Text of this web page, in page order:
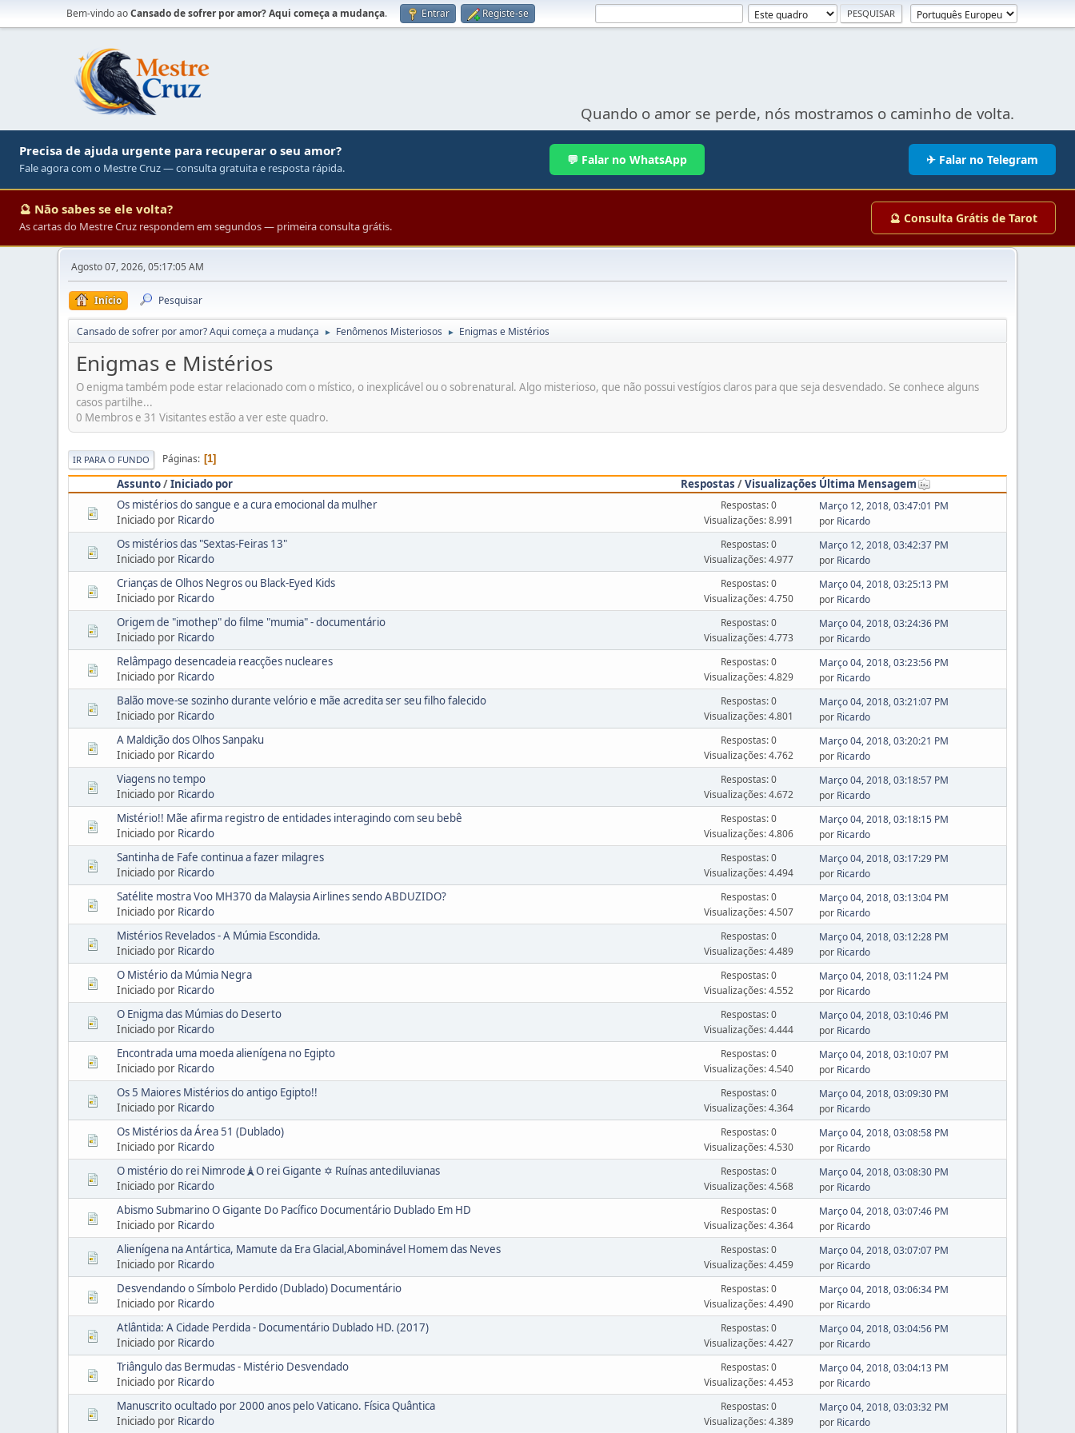
Bem-vindo aoCansado de sofrer por amor? Aqui começa a mudança. Entrar Registe-se
Quando o amor se perde, nós mostramos o caminho de volta.
Precisa de ajuda urgente para recuperar o seu amor?
Fale agora com o Mestre Cruz — consulta gratuita e resposta rápida.
💬 Falar no WhatsApp ✈ Falar no Telegram
🔮 Não sabes se ele volta?
As cartas do Mestre Cruz respondem em segundos — primeira consulta grátis.
🔮 Consulta Grátis de Tarot
Agosto 07, 2026, 05:17:05 AM
Início Pesquisar
Cansado de sofrer por amor? Aqui começa a mudança ► Fenômenos Misteriosos ► Enigmas e Mistérios
Enigmas e Mistérios
O enigma também pode estar relacionado com o místico, o inexplicável ou o sobrenatural. Algo misterioso, que não possui vestígios claros para que seja desvendado. Se conhece alguns
casos partilhe...
0 Membros e 31 Visitantes estão a ver este quadro.
IR PARA O FUNDO Páginas 1
Assunto/Iniciado por Respostas /Visualizações Última Mensagem
Os mistérios do sangue e a cura emocional da mulher
Iniciado por Ricardo
Respostas: 0
Visualizações: 8.991
Março 12, 2018, 03:47:01 PM
por Ricardo
Os mistérios das "Sextas-Feiras 13"
Iniciado por Ricardo
Respostas: 0
Visualizações: 4.977
Março 12, 2018, 03:42:37 PM
por Ricardo
Crianças de Olhos Negros ou Black-Eyed Kids
Iniciado por Ricardo
Respostas: 0
Visualizações: 4.750
Março 04, 2018, 03:25:13 PM
por Ricardo
Origem de "imothep" do filme "mumia" - documentário
Iniciado por Ricardo
Respostas: 0
Visualizações: 4.773
Março 04, 2018, 03:24:36 PM
por Ricardo
Relâmpago desencadeia reacções nucleares
Iniciado por Ricardo
Respostas: 0
Visualizações: 4.829
Março 04, 2018, 03:23:56 PM
por Ricardo
Balão move-se sozinho durante velório e mãe acredita ser seu filho falecido
Iniciado por Ricardo
Respostas: 0
Visualizações: 4.801
Março 04, 2018, 03:21:07 PM
por Ricardo
A Maldição dos Olhos Sanpaku
Iniciado por Ricardo
Respostas: 0
Visualizações: 4.762
Março 04, 2018, 03:20:21 PM
por Ricardo
Viagens no tempo
Iniciado por Ricardo
Respostas: 0
Visualizações: 4.672
Março 04, 2018, 03:18:57 PM
por Ricardo
Mistério!! Mãe afirma registro de entidades interagindo com seu bebê
Iniciado por Ricardo
Respostas: 0
Visualizações: 4.806
Março 04, 2018, 03:18:15 PM
por Ricardo
Santinha de Fafe continua a fazer milagres
Iniciado por Ricardo
Respostas: 0
Visualizações: 4.494
Março 04, 2018, 03:17:29 PM
por Ricardo
Satélite mostra Voo MH370 da Malaysia Airlines sendo ABDUZIDO?
Iniciado por Ricardo
Respostas: 0
Visualizações: 4.507
Março 04, 2018, 03:13:04 PM
por Ricardo
Mistérios Revelados - A Múmia Escondida.
Iniciado por Ricardo
Respostas: 0
Visualizações: 4.489
Março 04, 2018, 03:12:28 PM
por Ricardo
O Mistério da Múmia Negra
Iniciado por Ricardo
Respostas: 0
Visualizações: 4.552
Março 04, 2018, 03:11:24 PM
por Ricardo
O Enigma das Múmias do Deserto
Iniciado por Ricardo
Respostas: 0
Visualizações: 4.444
Março 04, 2018, 03:10:46 PM
por Ricardo
Encontrada uma moeda alienígena no Egipto
Iniciado por Ricardo
Respostas: 0
Visualizações: 4.540
Março 04, 2018, 03:10:07 PM
por Ricardo
Os 5 Maiores Mistérios do antigo Egipto!!
Iniciado por Ricardo
Respostas: 0
Visualizações: 4.364
Março 04, 2018, 03:09:30 PM
por Ricardo
Os Mistérios da Área 51 (Dublado)
Iniciado por Ricardo
Respostas: 0
Visualizações: 4.530
Março 04, 2018, 03:08:58 PM
por Ricardo
O mistério do rei Nimrode🗼O rei Gigante ✡ Ruínas antediluvianas
Iniciado por Ricardo
Respostas: 0
Visualizações: 4.568
Março 04, 2018, 03:08:30 PM
por Ricardo
Abismo Submarino O Gigante Do Pacífico Documentário Dublado Em HD
Iniciado por Ricardo
Respostas: 0
Visualizações: 4.364
Março 04, 2018, 03:07:46 PM
por Ricardo
Alienígena na Antártica, Mamute da Era Glacial,Abominável Homem das Neves
Iniciado por Ricardo
Respostas: 0
Visualizações: 4.459
Março 04, 2018, 03:07:07 PM
por Ricardo
Desvendando o Símbolo Perdido (Dublado) Documentário
Iniciado por Ricardo
Respostas: 0
Visualizações: 4.490
Março 04, 2018, 03:06:34 PM
por Ricardo
Atlântida: A Cidade Perdida - Documentário Dublado HD. (2017)
Iniciado por Ricardo
Respostas: 0
Visualizações: 4.427
Março 04, 2018, 03:04:56 PM
por Ricardo
Triângulo das Bermudas - Mistério Desvendado
Iniciado por Ricardo
Respostas: 0
Visualizações: 4.453
Março 04, 2018, 03:04:13 PM
por Ricardo
Manuscrito ocultado por 2000 anos pelo Vaticano. Física Quântica
Iniciado por Ricardo
Respostas: 0
Visualizações: 4.389
Março 04, 2018, 03:03:32 PM
por Ricardo